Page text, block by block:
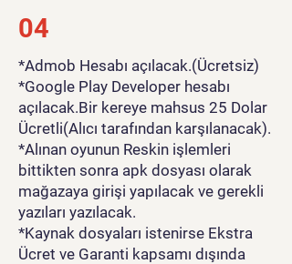
04
*Admob Hesabı açılacak.(Ücretsiz)
*Google Play Developer hesabı
açılacak.Bir kereye mahsus 25 Dolar
Ücretli(Alıcı tarafından karşılanacak).
*Alınan oyunun Reskin işlemleri
bittikten sonra apk dosyası olarak
mağazaya girişi yapılacak ve gerekli
yazıları yazılacak.
*Kaynak dosyaları istenirse Ekstra
Ücret ve Garanti kapsamı dışında